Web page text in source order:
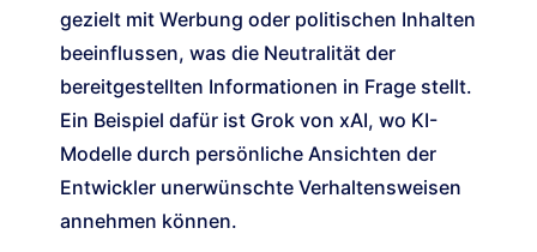
gezielt mit Werbung oder politischen Inhalten
beeinflussen, was die Neutralität der
bereitgestellten Informationen in Frage stellt.
Ein Beispiel dafür ist Grok von xAI, wo KI-
Modelle durch persönliche Ansichten der
Entwickler unerwünschte Verhaltensweisen
annehmen können.